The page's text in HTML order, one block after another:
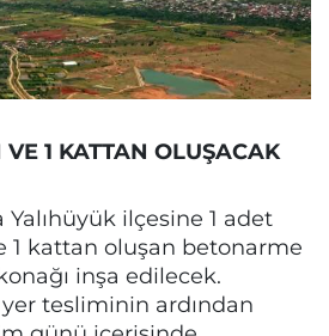
1 KATTAN OLUŞACAK
Yalıhüyük ilçesine 1 adet
1 kattan oluşan betonarme
inşa edilecek.
tesliminin ardından